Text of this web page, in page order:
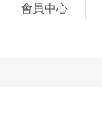
會員中心